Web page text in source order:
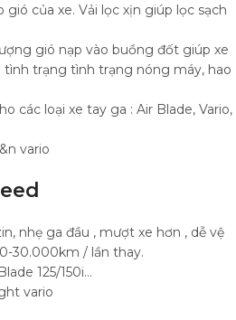
của xe. Vải lọc xịn giúp lọc sạch
gió nạp vào buồng đốt giúp xe
tình trạng tình trạng nóng máy, hao
các loại xe tay ga : Air Blade, Vario,
nhẹ ga đầu , mượt xe hơn , dễ vệ
30.000km / lần thay.
125/150i…